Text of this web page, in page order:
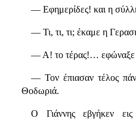
— Εφημερίδες! και η
— Τι, τι, τι; έκαμε η
— Α! το τέρας!… εφώναξε
— Τον έπιασαν τέλος
Θοδωριά.
Ο Γιάννης εβγήκεν